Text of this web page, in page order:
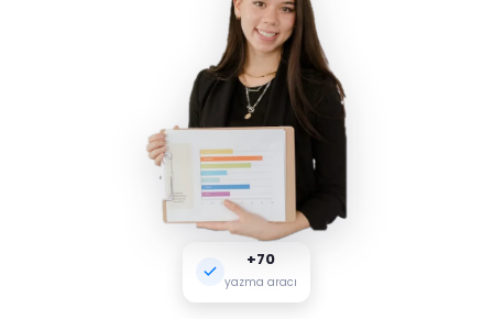
+70
yazma aracı